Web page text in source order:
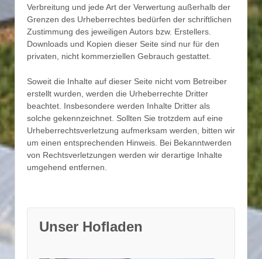
Verbreitung und jede Art der Verwertung außerhalb der
Grenzen des Urheberrechtes bedürfen der schriftlichen
Zustimmung des jeweiligen Autors bzw. Erstellers.
Downloads und Kopien dieser Seite sind nur für den
privaten, nicht kommerziellen Gebrauch gestattet.
Soweit die Inhalte auf dieser Seite nicht vom Betreiber
erstellt wurden, werden die Urheberrechte Dritter
beachtet. Insbesondere werden Inhalte Dritter als
solche gekennzeichnet. Sollten Sie trotzdem auf eine
Urheberrechtsverletzung aufmerksam werden, bitten wir
um einen entsprechenden Hinweis. Bei Bekanntwerden
von Rechtsverletzungen werden wir derartige Inhalte
umgehend entfernen.
Unser Hofladen